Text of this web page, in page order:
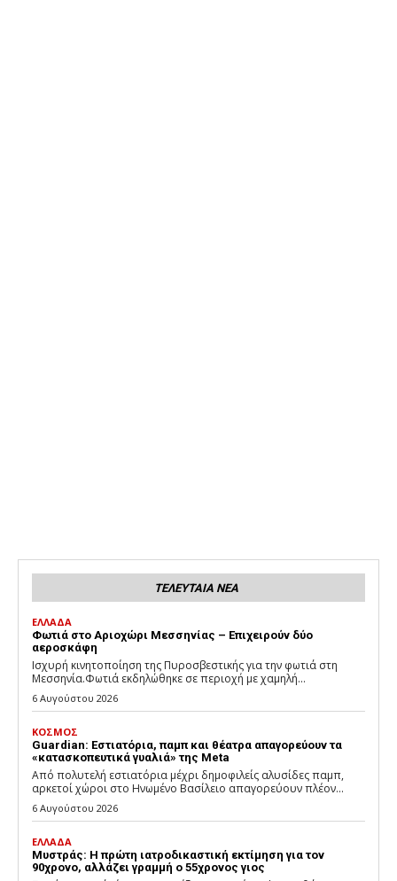
ΤΕΛΕΥΤΑΙΑ ΝΕΑ
ΕΛΛΑΔΑ
Φωτιά στο Αριοχώρι Μεσσηνίας – Επιχειρούν δύο
αεροσκάφη
Ισχυρή κινητοποίηση της Πυροσβεστικής για την φωτιά στη
Μεσσηνία.Φωτιά εκδηλώθηκε σε περιοχή με χαμηλή...
6 Αυγούστου 2026
ΚΟΣΜΟΣ
Guardian: Εστιατόρια, παμπ και θέατρα απαγορεύουν τα
«κατασκοπευτικά γυαλιά» της Meta
Από πολυτελή εστιατόρια μέχρι δημοφιλείς αλυσίδες παμπ,
αρκετοί χώροι στο Ηνωμένο Βασίλειο απαγορεύουν πλέον...
6 Αυγούστου 2026
ΕΛΛΑΔΑ
Μυστράς: Η πρώτη ιατροδικαστική εκτίμηση για τον
90χρονο, αλλάζει γραμμή ο 55χρονος γιος